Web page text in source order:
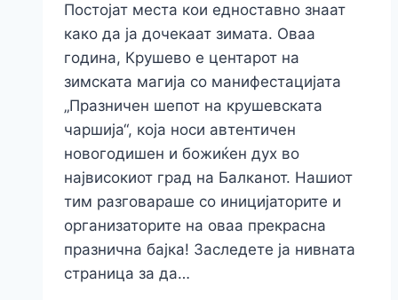
Постојат места кои едноставно знаат
како да ја дочекаат зимата. Оваа
година, Крушево е центарот на
зимската магија со манифестацијата
„Празничен шепот на крушевската
чаршија“, која носи автентичен
новогодишен и божиќен дух во
највисокиот град на Балканот. Нашиот
тим разговараше со иницијаторите и
организаторите на оваа прекрасна
празнична бајка! Заследете ја нивната
страница за да…